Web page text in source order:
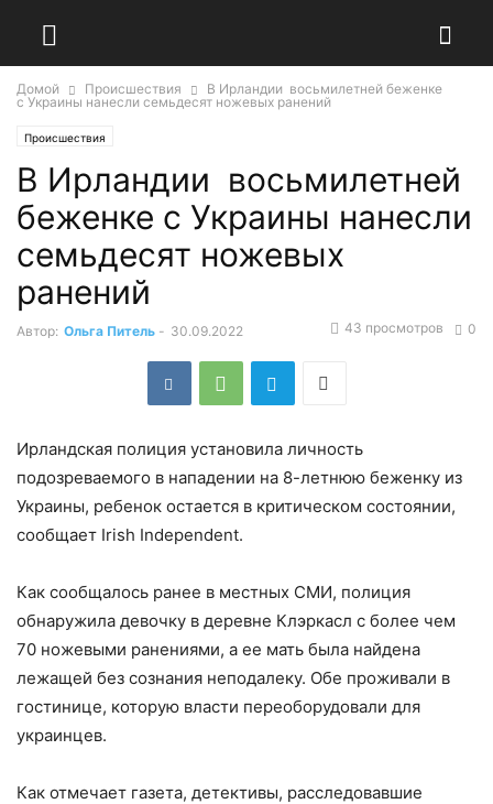
Домой Происшествия
В Ирландии восьмилетней беженке
с Украины нанесли семьдесят ножевых ранений
Происшествия
В Ирландии восьмилетней
беженке с Украины нанесли
семьдесят ножевых
ранений
Автор: Ольга Питель - 30.09.2022 0
43 просмотров
Ирландская полиция установила личность
подозреваемого в нападении на 8-летнюю беженку из
Украины, ребенок остается в критическом состоянии,
сообщает Irish Independent.
Как сообщалось ранее в местных СМИ, полиция
обнаружила девочку в деревне Клэркасл с более чем
70 ножевыми ранениями, а ее мать была найдена
лежащей без сознания неподалеку. Обе проживали в
гостинице, которую власти переоборудовали для
украинцев.
Как отмечает газета, детективы, расследовавшие